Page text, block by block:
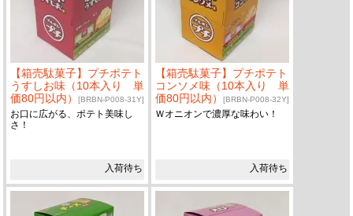
【箱売駄菓子】プチポテト
うすしお味（10本入り 単
価80円以内）[BRBN-P008-31Y]
お口に広がる、ポテト美味し
さ！
入荷待ち
【箱売駄菓子】プチポテト
コンソメ味（10本入り 単
価80円以内）[BRBN-P008-32Y]
Ｗオニオンで濃厚な味わい！
入荷待ち